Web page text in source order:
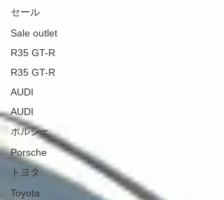
セール
Sale outlet
R35 GT-R
R35 GT-R
AUDI
AUDI
ポルシェ
Porsche
トヨタ
Toyota